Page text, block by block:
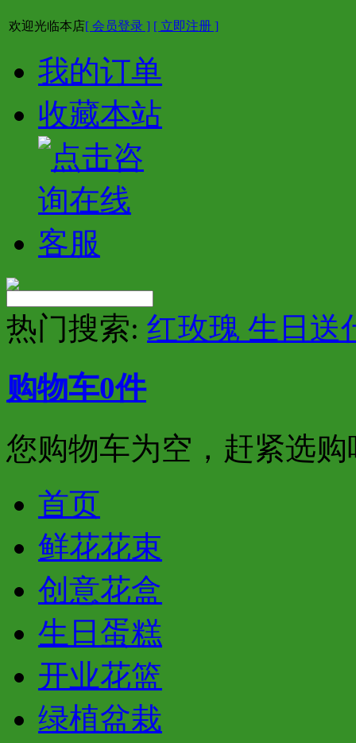
欢迎光临本店[ 会员登录 ] [ 立即注册 ]
我的订单
收藏本站
热门搜索: 红玫瑰 生日送
购物车0件
您购物车为空，赶紧选购
首页
鲜花花束
创意花盒
生日蛋糕
开业花篮
绿植盆栽